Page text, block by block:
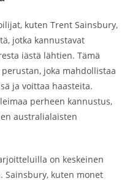
kuten Trent Sainsbury,
jotka kannustavat
iästä lähtien. Tämä
joka mahdollistaa
ja voittaa haasteita.
perheen kannustus,
australialaisten
on keskeinen
Sainsbury, kuten monet